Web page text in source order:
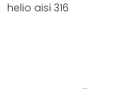
helio aisi 316